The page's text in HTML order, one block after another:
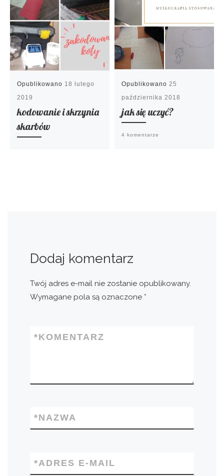
Opublikowano 18 lutego
2019
kodowanie i skrzynia
skarbów
Opublikowano 25
października 2018
jak się uczyć?
4 komentarze
Dodaj komentarz
Twój adres e-mail nie zostanie opublikowany.
Wymagane pola są oznaczone *
KOMENTARZ
*
NAZWA
*
ADRES E-MAIL
*